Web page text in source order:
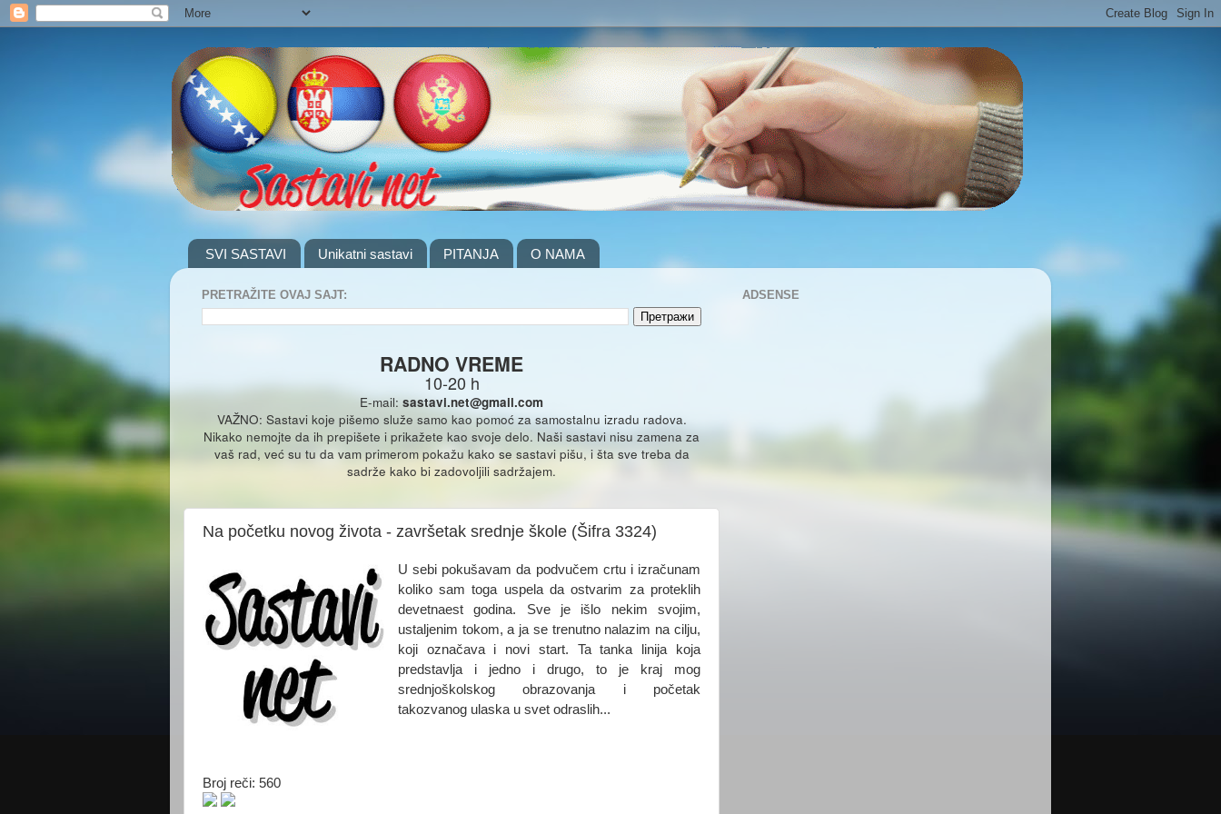
SVI SASTAVI Unikatni sastavi PITANJA O NAMA
PRETRAŽITE OVAJ SAJT:
RADNO VREME
10-20 h
E-mail: sastavi.net@gmail.com
VAŽNO: Sastavi koje pišemo služe samo kao pomoć za samostalnu izradu radova.
Nikako nemojte da ih prepišete i prikažete kao svoje delo. Naši sastavi nisu zamena za
vaš rad, već su tu da vam primerom pokažu kako se sastavi pišu, i šta sve treba da
sadrže kako bi zadovoljili sadržajem.
Na početku novog života - završetak srednje škole (Šifra 3324)
U sebi pokušavam da podvučem crtu i izračunam
koliko sam toga uspela da ostvarim za proteklih
devetnaest godina. Sve je išlo nekim svojim,
ustaljenim tokom, a ja se trenutno nalazim na cilju,
koji označava i novi start. Ta tanka linija koja
predstavlja i jedno i drugo, to je kraj mog
srednjoškolskog obrazovanja i početak
takozvanog ulaska u svet odraslih...
Broj reči: 560
ADSENSE